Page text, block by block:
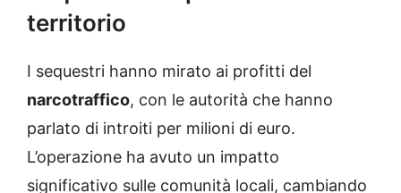
territorio
I sequestri hanno mirato ai profitti del
narcotraffico, con le autorità che hanno
parlato di introiti per milioni di euro.
L’operazione ha avuto un impatto
significativo sulle comunità locali, cambiando